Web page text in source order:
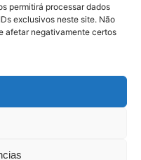
permitirá processar dados
exclusivos neste site. Não
afetar negativamente certos
às 14:00.